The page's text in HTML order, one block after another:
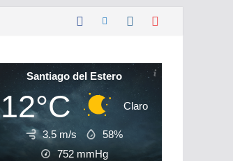
Santiago del Estero
12°C Claro
3.5 m/s
58%
752 mmHg